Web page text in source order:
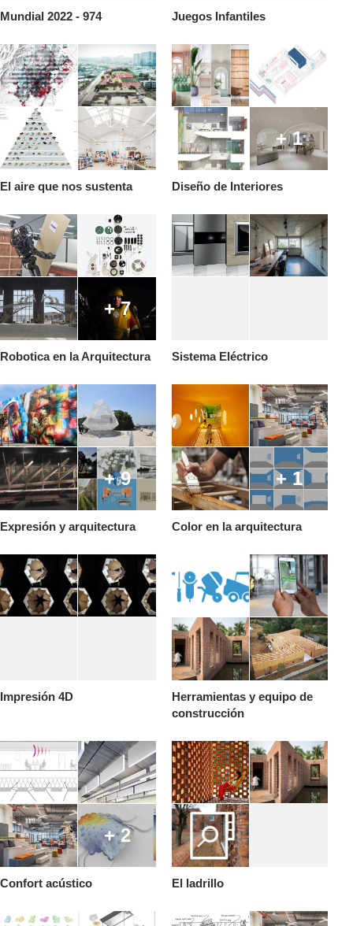
Mundial 2022 - 974 Juegos Infantiles
El aire que nos sustenta
+ 1
Diseño de Interiores
+ 7
Robotica en la Arquitectura Sistema Eléctrico
+ 9
Expresión y arquitectura
+ 1
Color en la arquitectura
Impresión 4D
Herramientas y equipo de
construcción
+ 2
Confort acústico El ladrillo